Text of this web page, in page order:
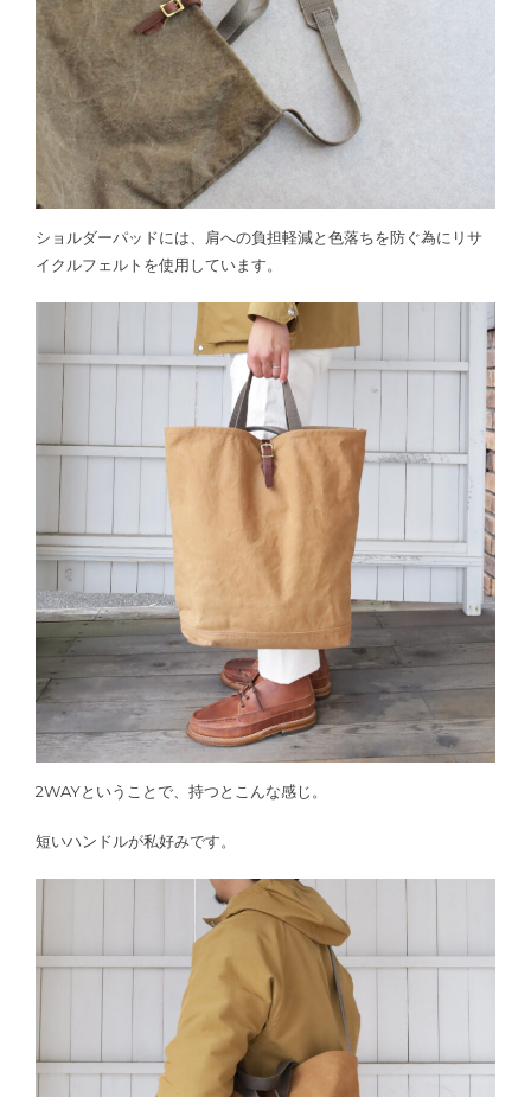
ショルダーパッドには、肩への負担軽減と色落ちを防ぐ為にリサ
イクルフェルトを使用しています。
2WAYということで、持つとこんな感じ。
短いハンドルが私好みです。